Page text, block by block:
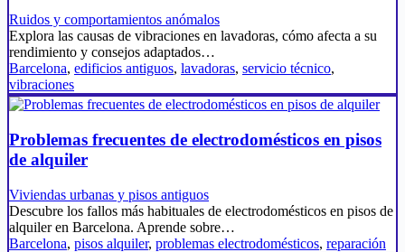
Ruidos y comportamientos anómalos
Explora las causas de vibraciones en lavadoras, cómo afecta a su
rendimiento y consejos adaptados…
Barcelona, edificios antiguos, lavadoras, servicio técnico,
vibraciones
Problemas frecuentes de electrodomésticos en pisos
de alquiler
Viviendas urbanas y pisos antiguos
Descubre los fallos más habituales de electrodomésticos en pisos de
alquiler en Barcelona. Aprende sobre…
Barcelona, pisos alquiler, problemas electrodomésticos, reparación